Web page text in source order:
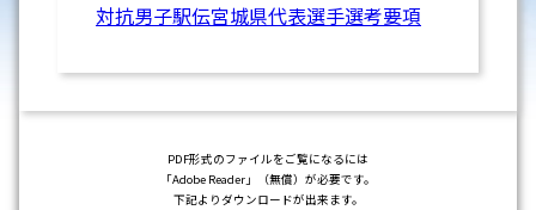
対抗男子駅伝宮城県代表選手選考要項
PDF形式のファイルをご覧になるには
「Adobe Reader」（無償）が必要です。
下記よりダウンロードが出来ます。